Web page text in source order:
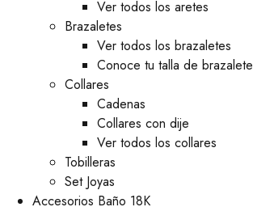
Ver todos los aretes
Brazaletes
Ver todos los brazaletes
Conoce tu talla de brazalete
Collares
Cadenas
Collares con dije
Ver todos los collares
Tobilleras
Set Joyas
Accesorios Baño 18K